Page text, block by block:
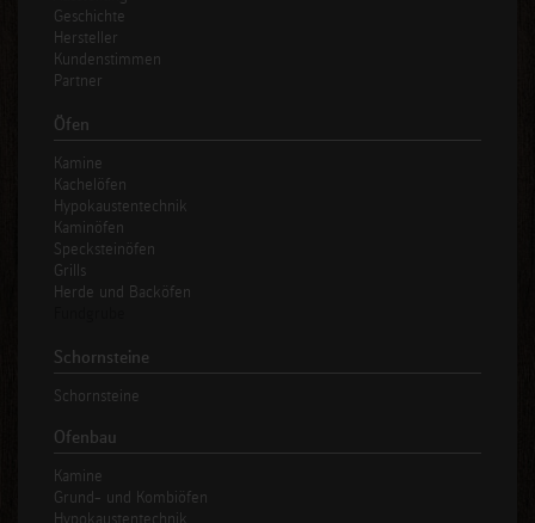
Geschichte
Hersteller
Kundenstimmen
Partner
Öfen
Kamine
Kachelöfen
Hypokaustentechnik
Kaminöfen
Specksteinöfen
Grills
Herde und Backöfen
Schornsteine
Schornsteine
Ofenbau
Kamine
Grund- und Kombiöfen
Hypokaustentechnik